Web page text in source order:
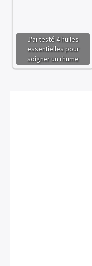
J'ai testé 4 huiles
essentielles pour
soigner un rhume